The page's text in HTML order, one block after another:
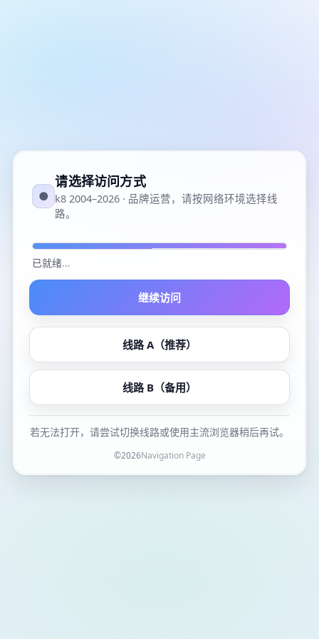
●
请选择访问方式
k8 2004–2026 · 品牌运营，请按网络环境选择线
路。
已就绪...
继续访问
线路 A（推荐）
线路 B（备用）
若无法打开，请尝试切换线路或使用主流浏览器稍后再试。
©2026Navigation Page